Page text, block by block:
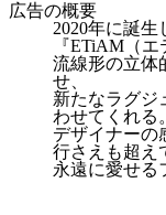
広告の概要
2020年に誕
『ETiAM（エ
流線形の立体
せ、
新たなラグジ
わせてくれる。
デザイナーの
行さえも超え
永遠に愛せる